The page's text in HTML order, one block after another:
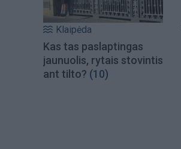
Klaipėda
Kas tas paslaptingas
jaunuolis, rytais stovintis
ant tilto? (10)